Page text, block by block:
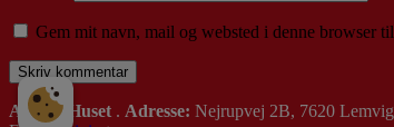
Gem mit navn, mail og websted i denne browser
Alt i Et Huset . Adresse: Nejrupvej 2B, 7620